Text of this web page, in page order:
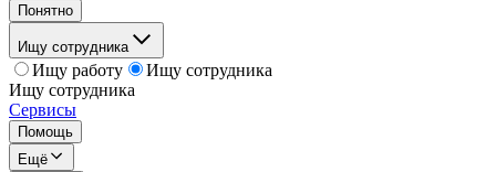
Понятно
Ищу сотрудника
Ищу работу
Ищу сотрудника
Ищу сотрудника
Сервисы
Помощь
Ещё